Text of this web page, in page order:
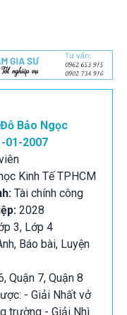
Bảo Ngọc
01-2007
Kinh Tế TPHCM
Tài chính công
2028
3, Lớp 4
Báo bài, Luyện
Quận 7, Quận 8
- Giải Nhất vở
trường - Giải Nhì